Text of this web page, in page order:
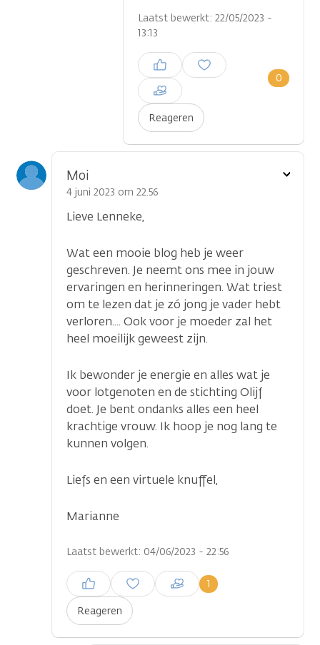
Laatst bewerkt: 22/05/2023 -
13:13
Reageren
0
Inloggen om een reactie te
plaatsen
Moi
4 juni 2023 om 22.56
Lieve Lenneke,
Wat een mooie blog heb je weer
geschreven. Je neemt ons mee in jouw
ervaringen en herinneringen. Wat triest
om te lezen dat je zó jong je vader hebt
verloren.... Ook voor je moeder zal het
heel moeilijk geweest zijn.
Ik bewonder je energie en alles wat je
voor lotgenoten en de stichting Olijf
doet. Je bent ondanks alles een heel
krachtige vrouw. Ik hoop je nog lang te
kunnen volgen.
Liefs en een virtuele knuffel,
Marianne
Laatst bewerkt: 04/06/2023 - 22:56
Reageren
1
Inloggen om een reactie te
plaatsen
Toon